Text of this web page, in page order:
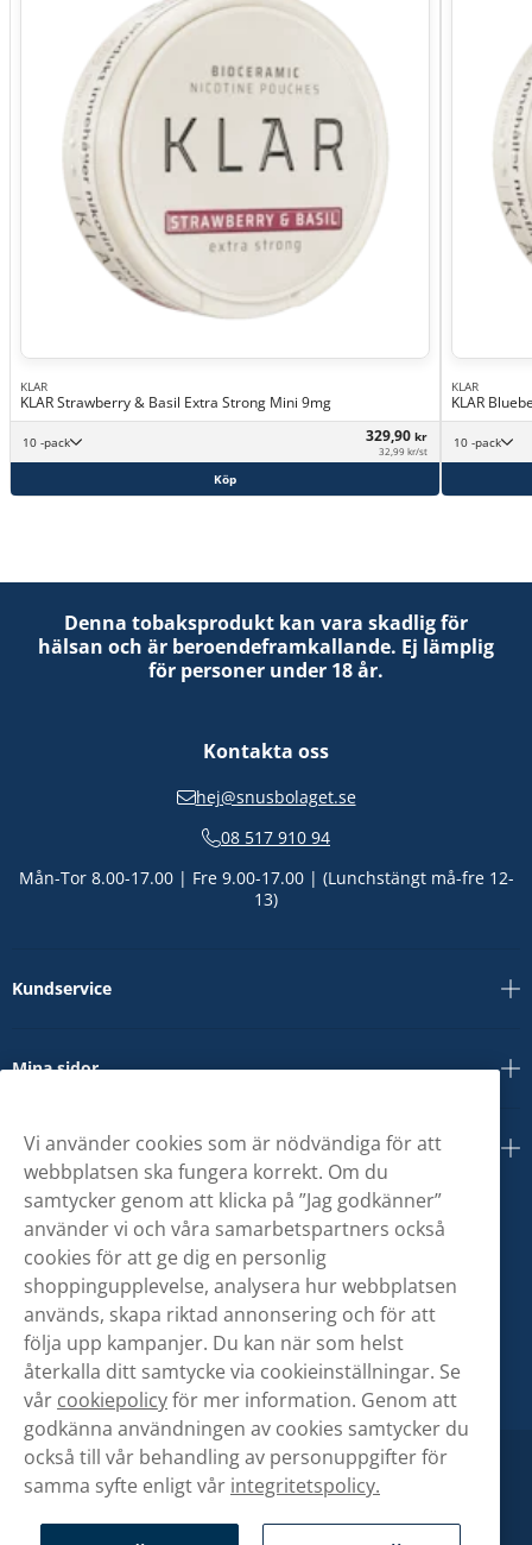
KLAR
KLAR Strawberry & Basil Extra Strong Mini 9mg
10 -pack 329,90 kr
32,99 kr/st
Köp
KLAR
KLAR
10 -pack
Denna tobaksprodukt kan vara skadlig för
hälsan och är beroendeframkallande. Ej lämplig
för personer under 18 år.
Kontakta oss
hej@snusbolaget.se
08 517 910 94
Mån-Tor 8.00-17.00 | Fre 9.00-17.00 | (Lunchstängt må-fre 12-
13)
Kundservice
Mina sidor
Om oss
Vi använder cookies som är nödvändiga för att
webbplatsen ska fungera korrekt. Om du
samtycker genom att klicka på ”Jag godkänner”
använder vi och våra samarbetspartners också
cookies för att ge dig en personlig
shoppingupplevelse, analysera hur webbplatsen
används, skapa riktad annonsering och för att
följa upp kampanjer. Du kan när som helst
återkalla ditt samtycke via cookieinställningar. Se
vår cookiepolicyför mer information. Genom att
godkänna användningen av cookies samtycker du
också till vår behandling av personuppgifter för
samma syfte enligt vår integritetspolicy.